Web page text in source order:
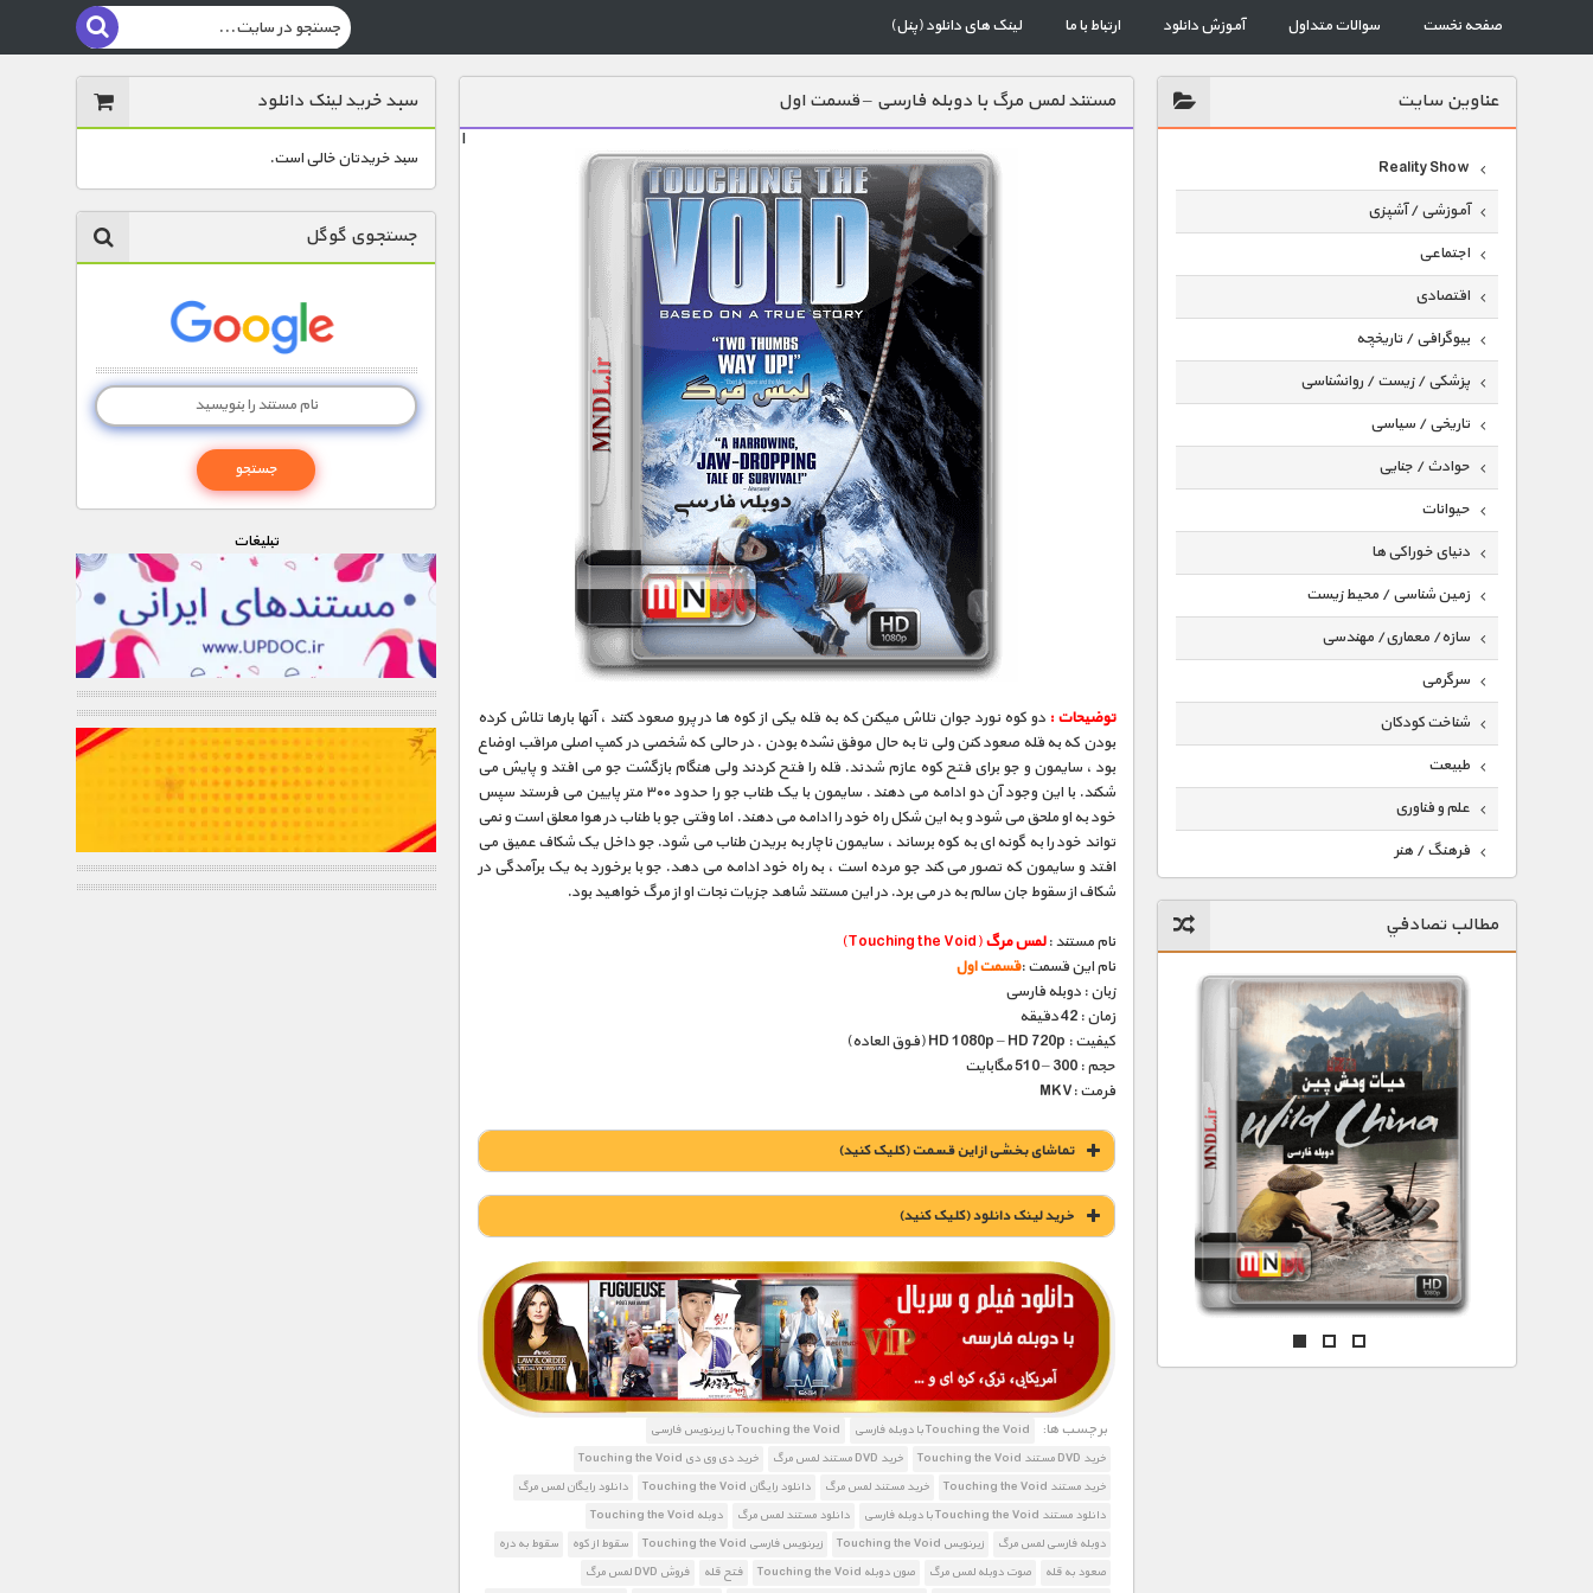
صفحه نخست سوالات متداول آموزش دانلود ارتباط با ما لینک های دانلود (پنل)
عناوين سايت
Reality Show
آموزشی / آشپزی
اجتماعی
اقتصادی
بیوگرافی / تاریخچه
پزشکی / زیست / روانشناسی
تاریخی / سیاسی
حوادث / جنایی
حیوانات
دنیای خوراکی ها
زمین شناسی / محیط زیست
سازه/ معماری/ مهندسی
سرگرمی
شناخت کودکان
طبیعت
علم و فناوری
فرهنگ / هنر
گردشگری
ماورایی
مسابقات / ورزشی
مستند های اختصاصی
مطالب تصادفي
مستند لمس مرگ با دوبله فارسی – قسمت اول
ا
توضیحات :دو کوه نورد جوان تلاش میکنن که به قله یکی از کوه ها در پرو صعود کنند ، آنها بارها تلاش کرده
بودن که به قله صعود کنن ولی تا به حال موفق نشده بودن . در حالی که شخصی در کمپ اصلی مراقب اوضاع
بود ، سایمون و جو برای فتح کوه عازم شدند. قله را فتح کردند ولی هنگام بازگشت جو می افتد و پایش می
شکند. با این وجود آن دو ادامه می دهند . سایمون با یک طناب جو را حدود ۳۰۰ متر پایین می فرستد سپس
خود به او ملحق می شود و به این شکل راه خود را ادامه می دهند. اما وقتی جو با طناب در هوا معلق است و نمی
تواند خود را به گونه ای به کوه برساند ، سایمون ناچار به بریدن طناب می شود. جو داخل یک شکاف عمیق می
افتد و سایمون که تصور می کند جو مرده است ، به راه خود ادامه می دهد. جو با برخورد به یک برآمدگی در
شکاف از سقوط جان سالم به در می برد. در این مستند شاهد جزیات نجات او از مرگ خواهید بود.
نام مستند :لمس مرگ(Touching the Void)
نام این قسمت :قسمت اول
زبان : دوبله فارسی
زمان : 42 دقیقه
کیفیت : HD 1080p – HD 720p (فوق العاده)
حجم : 300 – 510 مگابایت
فرمت :MKV
تماشای بخشی از این قسمت (کلیک کنید)
خريد لينک دانلود (کليک کنيد)
1900 تومان – خريد لينک دانلود (افزودن به سبد خريد)
برچسب ها: Touching the Void با دوبله فارسی
Touching the Void با زیرنویس فارسی
خرید DVD مستند Touching the Void
خرید DVD مستند لمس مرگ
خرید دی وی دی Touching the Void
خرید مستند Touching the Void
خرید مستند لمس مرگ دانلود رایگان Touching the Void
دانلود رایگان لمس مرگ
دانلود مستند Touching the Void با دوبله فارسی
دانلود مستند لمس مرگ
دوبله Touching the Void
دوبله فارسی لمس مرگ
زیرنویس Touching the Void زیرنویس فارسی Touching the Void سقوط از کوه
سقوط به دره
صعود به قله
صوت دوبله لمس مرگ صون دوبله Touching the Void فتح قله
فروش DVD لمس مرگ
سبد خرید لینک دانلود
سبد خریدتان خالی است.
جستجوی گوگل
تبليغات